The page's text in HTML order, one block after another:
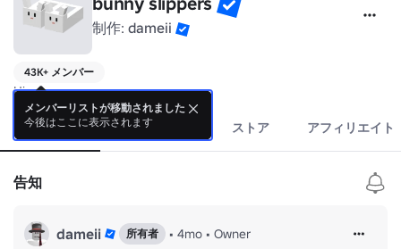
制作: dameii
43K+ メンバー
Hi
情報 イベント ストア アフィリエイト
告知
dameii 所有者 • 4mo • Owner
メンバーリストが移動されました
今後はここに表示されます